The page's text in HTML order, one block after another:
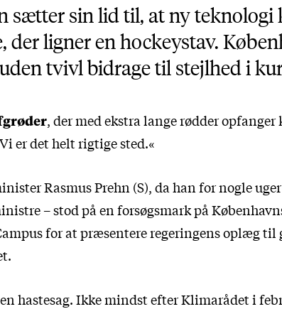
sætter sin lid til, at ny
ligner en hockeystav.
tvivl bidrage til stejlhed i
, der med ekstra lange rødder
er det helt rigtige sted.«
Rasmus Prehn (S), da han for nogle
– stod på en forsøgsmark på
for at præsentere regeringens oplæg til
hastesag. Ikke mindst efter Klimarådet i